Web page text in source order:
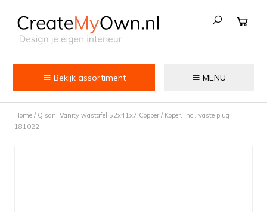
Bekijk assortiment
Kokend water kranen
MENU
Home/ Qisani Vanity wastafel 52x41x7 Copper / Koper, incl. vaste plug
181022